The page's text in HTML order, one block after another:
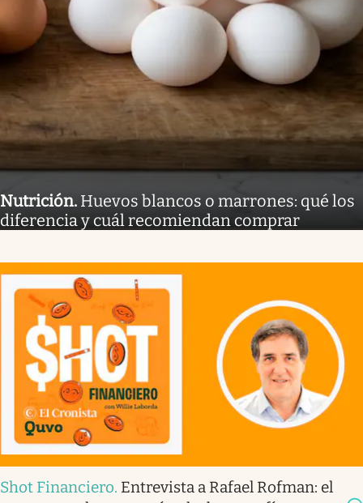
Nutrición. Huevos blancos o marrones: qué los
diferencia y cuál recomiendan comprar
Shot Financiero. Entrevista a Rafael Rofman: el